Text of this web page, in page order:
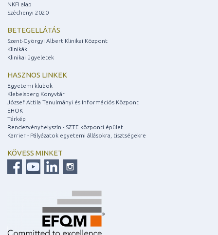
NKFI alap
Széchenyi 2020
BETEGELLÁTÁS
Szent-Györgyi Albert Klinikai Központ
Klinikák
Klinikai ügyeletek
HASZNOS LINKEK
Egyetemi klubok
Klebelsberg Könyvtár
József Attila Tanulmányi és Információs Központ
EHÖK
Térkép
Rendezvényhelyszín - SZTE központi épület
Karrier - Pályázatok egyetemi állásokra, tisztségekre
KÖVESS MINKET